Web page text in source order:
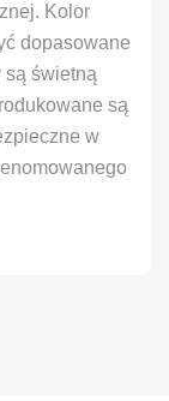
Kolor
dopasowane
są świetną
są
w